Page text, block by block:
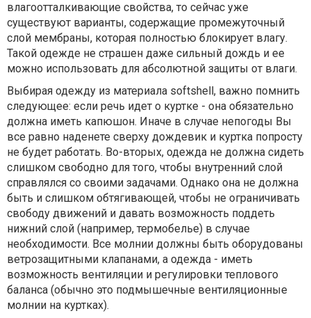
влагоотталкивающие свойства, то сейчас уже
существуют варианты, содержащие промежуточный
слой мембраны, которая полностью блокирует влагу.
Такой одежде не страшен даже сильный дождь и ее
можно использовать для абсолютной защиты от влаги.
Выбирая одежду из материала softshell, важно помнить
следующее: если речь идет о куртке - она обязательно
должна иметь капюшон. Иначе в случае непогоды Вы
все равно наденете сверху дождевик и куртка попросту
не будет работать. Во-вторых, одежда не должна сидеть
слишком свободно для того, чтобы внутренний слой
справлялся со своими задачами. Однако она не должна
быть и слишком обтягивающей, чтобы не ограничивать
свободу движений и давать возможность поддеть
нижний слой (например, термобелье) в случае
необходимости. Все молнии должны быть оборудованы
ветрозащитными клапанами, а одежда - иметь
возможность вентиляции и регулировки теплового
баланса (обычно это подмышечные вентиляционные
молнии на куртках).